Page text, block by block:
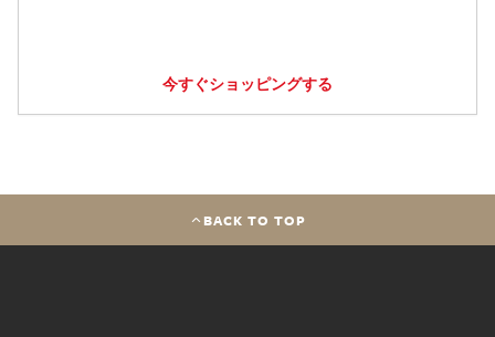
今すぐショッピングする
BACK TO TOP